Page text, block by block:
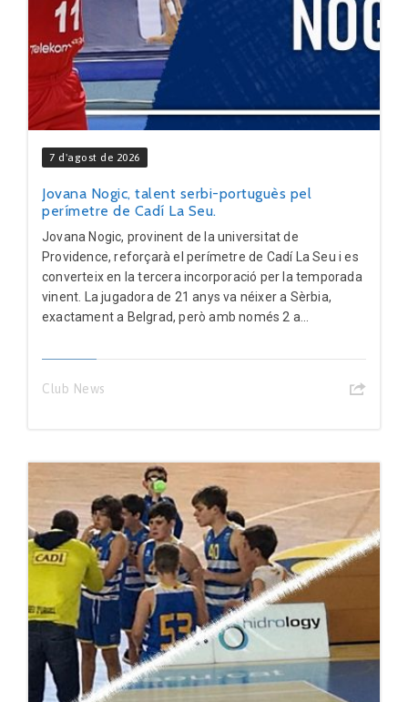
7 d'agost de 2026
Jovana Nogic, talent serbi-portuguès pel
perímetre de Cadí La Seu.
Jovana Nogic, provinent de la universitat de
Providence, reforçarà el perímetre de Cadí La Seu i es
converteix en la tercera incorporació per la temporada
vinent. La jugadora de 21 anys va néixer a Sèrbia,
exactament a Belgrad, però amb només 2 a...
Club News